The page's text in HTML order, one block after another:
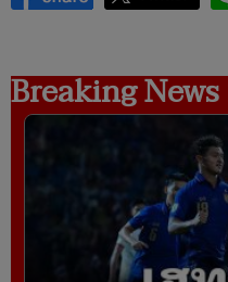
Breaking News